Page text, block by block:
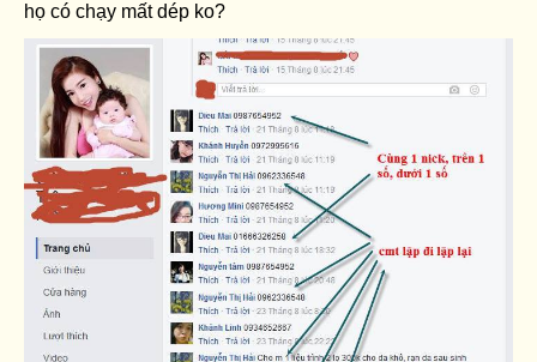
họ có chạy mất dép ko?